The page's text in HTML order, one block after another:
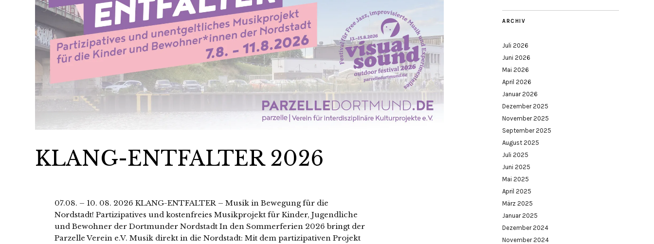
KLANG-ENTFALTER 2026
07.08. – 10. 08. 2026 KLANG-ENTFALTER – Musik in Bewegung für die
Nordstadt! Partizipatives und kostenfreies Musikprojekt für Kinder, Jugendliche
und Bewohner der Dortmunder Nordstadt In den Sommerferien 2026 bringt der
Parzelle Verein e.V. Musik direkt in die Nordstadt: Mit dem partizipativen Projekt
ARCHIV
Juli 2026
Juni 2026
Mai 2026
April 2026
Januar 2026
Dezember 2025
November 2025
September 2025
August 2025
Juli 2025
Juni 2025
Mai 2025
April 2025
März 2025
Januar 2025
Dezember 2024
November 2024